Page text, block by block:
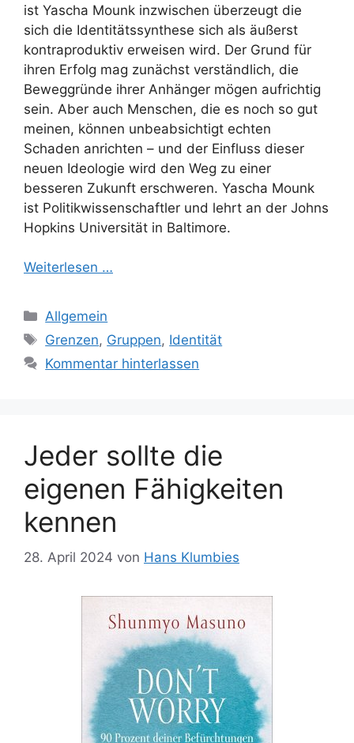
ist Yascha Mounk inzwischen überzeugt die
sich die Identitätssynthese sich als äußerst
kontraproduktiv erweisen wird. Der Grund für
ihren Erfolg mag zunächst verständlich, die
Beweggründe ihrer Anhänger mögen aufrichtig
sein. Aber auch Menschen, die es noch so gut
meinen, können unbeabsichtigt echten
Schaden anrichten – und der Einfluss dieser
neuen Ideologie wird den Weg zu einer
besseren Zukunft erschweren. Yascha Mounk
ist Politikwissenschaftler und lehrt an der Johns
Hopkins Universität in Baltimore.
Weiterlesen …
Kategorien
Allgemein
Schlagwörter
Grenzen, Gruppen, Identität
Kommentar hinterlassen
Jeder sollte die
eigenen Fähigkeiten
kennen
28. April 2024 von Hans Klumbies